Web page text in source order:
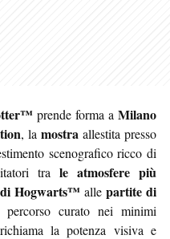
prende forma aMilano
, la mostra allestita presso
scenografico ricco di
tra le atmosfere più
Hogwarts™ alle partite di
curato nei minimi
la potenza visiva e